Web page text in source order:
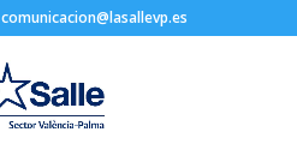
comunicacion@lasallevp.es